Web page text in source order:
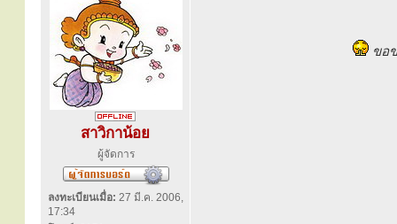
สาวิกาน้อย
ผู้จัดการ
ลงทะเบียนเมื่อ: 27 มี.ค. 2006,
17:34
ขอข